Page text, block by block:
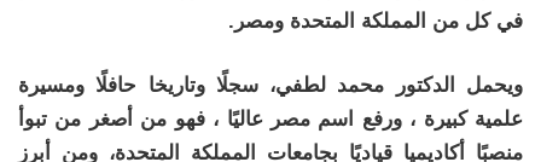
في كل من المملكة المتحدة ومصر.
ويحمل الدكتور محمد لطفي، سجلًا وتاريخا حافلًا ومسيرة
علمية كبيرة ، ورفع اسم مصر عاليًا ، فهو من أصغر من تبوأ
منصبًا أكاديميا قياديًا بجامعات المملكة المتحدة، ومن أبرز